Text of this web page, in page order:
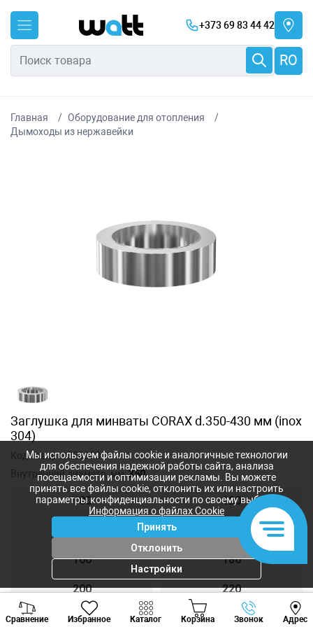
+373 69 83 44 42
RO
Главная
Оборудование для отопления
Дымоходы из нержавейки
Заглушка для минваты CORAX d.350-430 мм (inox
304)
Код товара:328968
Внутренний диаметр, мм:350
100 120
160 180
200 220
250 300
Сравнение Избранное Каталог Корзина Звонок Адрес
Viber Whatsapp
Мы используем файлы cookie и аналогичные технологии
для обеспечения надежной работы сайта, анализа
посещаемости и оптимизации рекламы. Вы можете
принять все файлы cookie, отклонить их или настроить
параметры конфиденциальности по своему выбору.
Информация о файлах Cookie
Принять
Отклонить
Настройки